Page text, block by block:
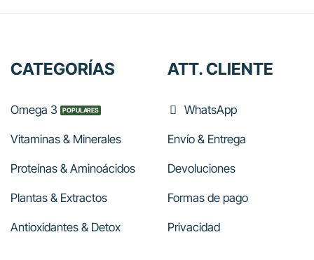
CATEGORÍAS
Omega 3
Vitaminas & Minerales
Proteínas & Aminoácidos
Plantas & Extractos
Antioxidantes & Detox
ATT. CLIENTE
WhatsApp
Envío & Entrega
Devoluciones
Formas de pago
Privacidad